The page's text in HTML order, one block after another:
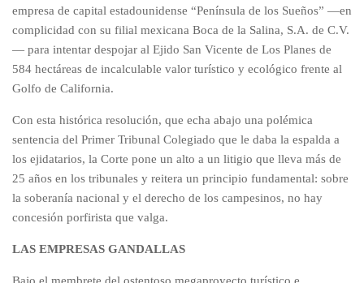
empresa de capital estadounidense “Península de los Sueños” —en
complicidad con su filial mexicana Boca de la Salina, S.A. de C.V.
— para intentar despojar al Ejido San Vicente de Los Planes de
584 hectáreas de incalculable valor turístico y ecológico frente al
Golfo de California.
Con esta histórica resolución, que echa abajo una polémica
sentencia del Primer Tribunal Colegiado que le daba la espalda a
los ejidatarios, la Corte pone un alto a un litigio que lleva más de
25 años en los tribunales y reitera un principio fundamental: sobre
la soberanía nacional y el derecho de los campesinos, no hay
concesión porfirista que valga.
LAS EMPRESAS GANDALLAS